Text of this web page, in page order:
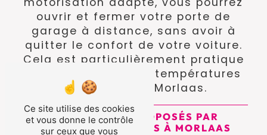
ouvrir et fermer votre porte de
garage à distance, sans avoir à
quitter le confort de votre voiture.
Cela est particulièrement pratique
en hiver lorsque les températures
sont basses à Morlaas.
LES SERVICES PROPOSÉS PAR
TOLEDO FERMETURES À MORLAAS
Ce site utilise des cookies
et vous donne le contrôle
sur ceux que vous